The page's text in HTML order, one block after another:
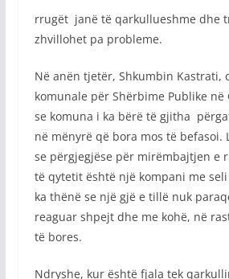
rrugët janë të qarkullueshme dhe
zhvillohet pa probleme.
Në anën tjetër, Shkumbin Kastrati,
komunale për Shërbime Publike në
se komuna i ka bërë të gjitha
në mënyrë që bora mos të befasoi.
se përgjegjëse për mirëmbajtjen e
të qytetit është një kompani me
ka thënë se një gjë e tillë nuk
reaguar shpejt dhe me kohë, në
të bores.
Ndryshe, kur është fjala tek